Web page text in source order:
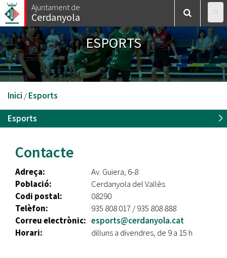
Vés
al
contingut
Ajuntament de
Cerdanyola
ESPORTS
Esteu
aquí
Inici /Esports
Esports
Contacte
Adreça:
Av. Guiera, 6-8
Població:
Cerdanyola del Vallès
Codi postal:
08290
Telèfon:
935 808 017 / 935 808 888
Correu electrònic: esports@cerdanyola.cat
Horari:
dilluns a divendres, de 9 a 15 h